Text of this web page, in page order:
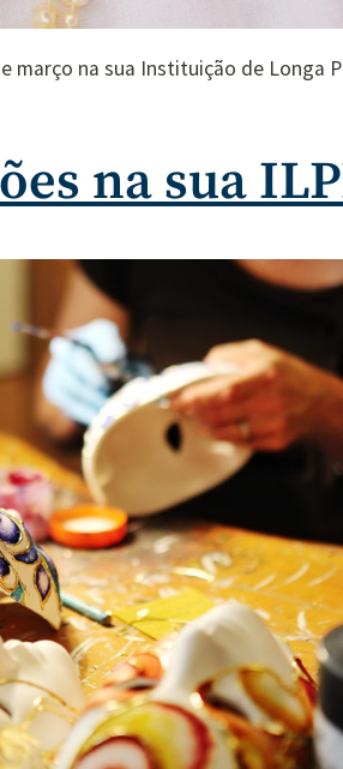
na sua Instituição de Longa
na sua